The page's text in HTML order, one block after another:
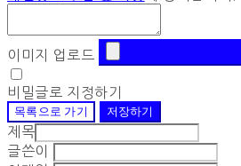
이미지 업로드
비밀글로 지정하기
목록으로 가기
저장하기
제목
글쓴이